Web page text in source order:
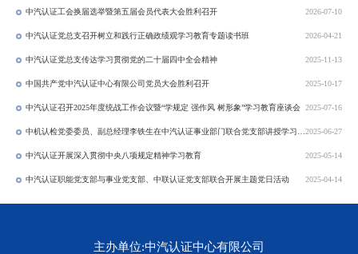
中汽认证工会换届选举暨第五届会员代表大会胜利召开 2026-07-10
中汽认证党总支召开树立和践行正确政绩观学习教育专题读书班 2026-04-21
中汽认证党总支传达学习贯彻党的二十届四中全会精神 2025-11-13
中国共产党中汽认证中心有限公司党员大会胜利召开 2025-10-17
中汽认证召开2025年度统战工作会议暨“学规定 强作风 树形象”学习教育座谈会 2025-07-16
2025-06-27
中汽认证开展深入贯彻中央八项规定精神学习教育 2025-05-14
中汽认证职能党支部与事业党支部、中联认证党支部联合开展主题党日活动 2025-04-14
主办单位:中汽认证中心有限公司